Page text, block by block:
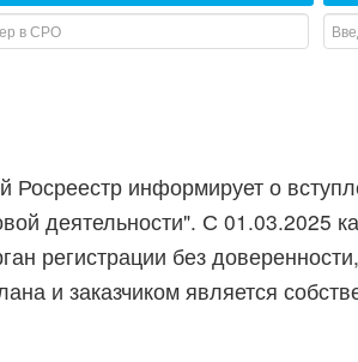
Росреестр информирует о
деятельности". С 01.03.2025
регистрации без
и заказчиком является